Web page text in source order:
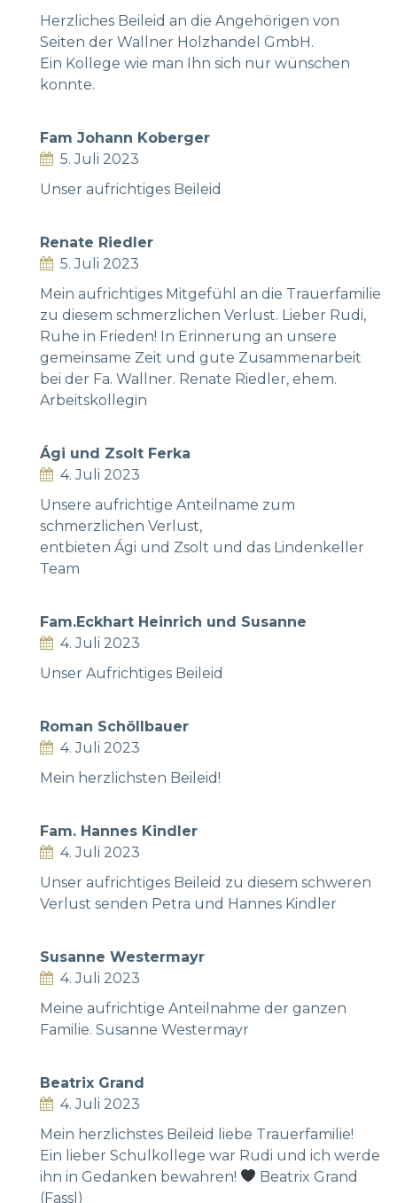
Herzliches Beileid an die Angehörigen von
Seiten der Wallner Holzhandel GmbH.
Ein Kollege wie man Ihn sich nur wünschen
konnte.
Fam Johann Koberger
5. Juli 2023
Unser aufrichtiges Beileid
Renate Riedler
5. Juli 2023
Mein aufrichtiges Mitgefühl an die Trauerfamilie
zu diesem schmerzlichen Verlust. Lieber Rudi,
Ruhe in Frieden! In Erinnerung an unsere
gemeinsame Zeit und gute Zusammenarbeit
bei der Fa. Wallner. Renate Riedler, ehem.
Arbeitskollegin
Ági und Zsolt Ferka
4. Juli 2023
Unsere aufrichtige Anteilname zum
schmerzlichen Verlust,
entbieten Ági und Zsolt und das Lindenkeller
Team
Fam.Eckhart Heinrich und Susanne
4. Juli 2023
Unser Aufrichtiges Beileid
Roman Schöllbauer
4. Juli 2023
Mein herzlichsten Beileid!
Fam. Hannes Kindler
4. Juli 2023
Unser aufrichtiges Beileid zu diesem schweren
Verlust senden Petra und Hannes Kindler
Susanne Westermayr
4. Juli 2023
Meine aufrichtige Anteilnahme der ganzen
Familie. Susanne Westermayr
Beatrix Grand
4. Juli 2023
Mein herzlichstes Beileid liebe Trauerfamilie!
Ein lieber Schulkollege war Rudi und ich werde
ihn in Gedanken bewahren!
Beatrix Grand
(Fassl)